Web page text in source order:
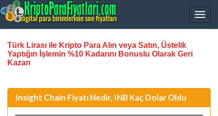
Türk Lirası ile Kripto Para Alın veya Satın, Üstelik
Yaptığın İşlemin %10 Kadarını Bonuslu Olarak Geri
Kazan
Insight Chain Fiyatı Nedir, INB Kaç Dolar Oldu